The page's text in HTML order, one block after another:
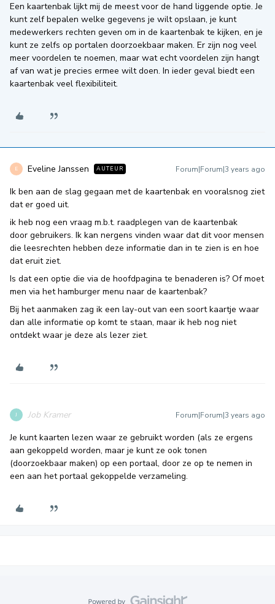
Een kaartenbak lijkt mij de meest voor de hand liggende optie. Je
kunt zelf bepalen welke gegevens je wilt opslaan, je kunt
medewerkers rechten geven om in de kaartenbak te kijken, en je
kunt ze zelfs op portalen doorzoekbaar maken. Er zijn nog veel
meer voordelen te noemen, maar wat echt voordelen zijn hangt
af van wat je precies ermee wilt doen. In ieder geval biedt een
kaartenbak veel flexibiliteit.
E Eveline Janssen AUTEUR Forum|Forum|3 years ago
Ik ben aan de slag gegaan met de kaartenbak en vooralsnog ziet
dat er goed uit.
ik heb nog een vraag m.b.t. raadplegen van de kaartenbak
door gebruikers. Ik kan nergens vinden waar dat dit voor mensen
die leesrechten hebben deze informatie dan in te zien is en hoe
dat eruit ziet.
Is dat een optie die via de hoofdpagina te benaderen is? Of moet
men via het hamburger menu naar de kaartenbak?
Bij het aanmaken zag ik een lay-out van een soort kaartje waar
dan alle informatie op komt te staan, maar ik heb nog niet
ontdekt waar je deze als lezer ziet.
J Job Kramer Forum|Forum|3 years ago
Je kunt kaarten lezen waar ze gebruikt worden (als ze ergens
aan gekoppeld worden, maar je kunt ze ook tonen
(doorzoekbaar maken) op een portaal, door ze op te nemen in
een aan het portaal gekoppelde verzameling.